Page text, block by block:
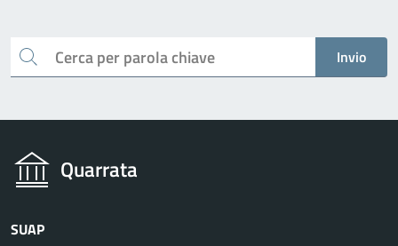
Cerca Invio
Quarrata
SUAP